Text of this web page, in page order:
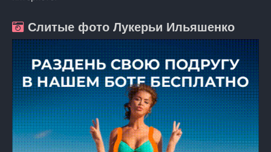
Слитые фото Лукерьи Ильяшенко